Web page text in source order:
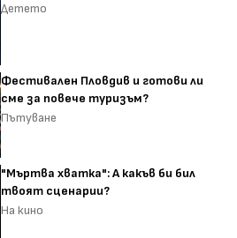
Детето
Фестивален Пловдив и готови ли
сме за повече туризъм?
Пътуване
"Мъртва хватка": А какъв би бил
твоят сценарии?
На кино